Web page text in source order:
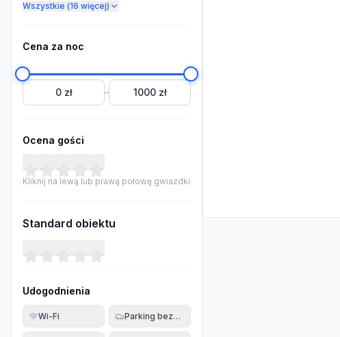
Wszystkie (16 więcej)
Cena za noc
0 zł – 1000 zł
Ocena gości
Kliknij na lewą lub prawą połowę gwiazdki
Standard obiektu
Udogodnienia
Wi-Fi Parking bezpłatny